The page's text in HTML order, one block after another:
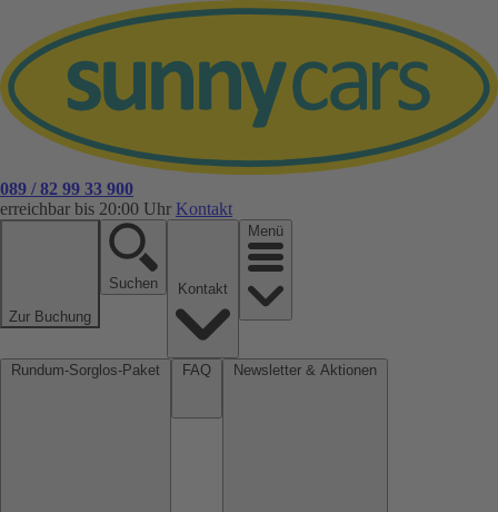
089 / 82 99 33 900
erreichbar bis 20:00 Uhr Kontakt
Zur Buchung
Suchen
Menü